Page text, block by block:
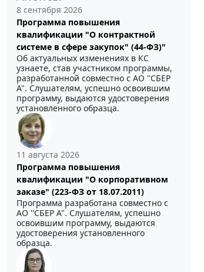
8 сентября 2026
Программа повышения
квалификации "О контрактной
системе в сфере закупок" (44-ФЗ)"
Об актуальных изменениях в КС
узнаете, став участником программы,
разработанной совместно с АО ''СБЕР
А". Слушателям, успешно освоившим
программу, выдаются удостоверения
установленного образца.
11 августа 2026
Программа повышения
квалификации "О корпоративном
заказе" (223-ФЗ от 18.07.2011)
Программа разработана совместно с
АО ''СБЕР А". Слушателям, успешно
освоившим программу, выдаются
удостоверения установленного
образца.